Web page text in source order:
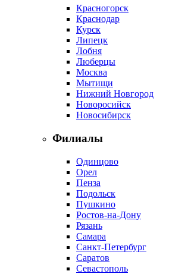
Красногорск
Краснодар
Курск
Липецк
Лобня
Люберцы
Москва
Мытищи
Нижний Новгород
Новоросийск
Новосибирск
Филиалы
Одинцово
Орел
Пенза
Подольск
Пушкино
Ростов-на-Дону
Рязань
Самара
Санкт-Петербург
Саратов
Севастополь